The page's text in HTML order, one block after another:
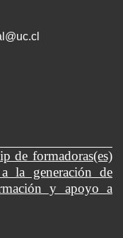
de formadoras(es)
la generación de
y apoyo a